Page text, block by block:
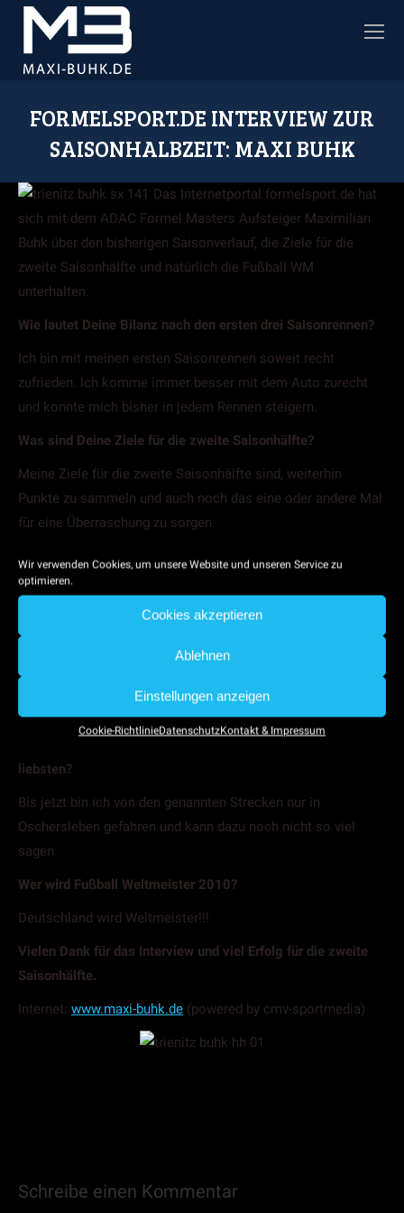
Wir verwenden Cookies, um unsere Website und unseren Service zu
optimieren.
Cookies akzeptieren
Ablehnen
Einstellungen anzeigen
Cookie-RichtlinieDatenschutzKontakt & Impressum
FORMELSPORT.DE INTERVIEW ZUR
SAISONHALBZEIT: MAXI BUHK
Das Internetportal formelsport.de hat
sich mit dem ADAC Formel Masters Aufsteiger Maximilian
Buhk über den bisherigen Saisonverlauf, die Ziele für die
zweite Saisonhälfte und natürlich die Fußball WM
unterhalten.
Wie lautet Deine Bilanz nach den ersten drei Saisonrennen?
Ich bin mit meinen ersten Saisonrennen soweit recht
zufrieden. Ich komme immer besser mit dem Auto zurecht
und konnte mich bisher in jedem Rennen steigern.
Was sind Deine Ziele für die zweite Saisonhälfte?
Meine Ziele für die zweite Saisonhälfte sind, weiterhin
Punkte zu sammeln und auch noch das eine oder andere Mal
für eine Überraschung zu sorgen.
Was hast du für die Sommerpause geplant?
In der Sommerpause werde ich mich weiterhin intensiv um
meine Fitness kümmern und auch noch den einen oder
anderen Test mit meinem Team absolvieren. Natürlich
drücke ich unserer Nationalmannschaft in Südafrika die
Welche der jetzt noch anstehenden Strecken Assen,
liebsten?
Bis jetzt bin ich von den genannten Strecken nur in
Oschersleben gefahren und kann dazu noch nicht so viel
sagen.
Wer wird Fußball Weltmeister 2010?
Deutschland wird Weltmeister!!!
Vielen Dank für das Interview und viel Erfolg für die zweite
Saisonhälfte.
Internet: www.maxi-buhk.de (powered by cmv-sportmedia)
Schreibe einen Kommentar